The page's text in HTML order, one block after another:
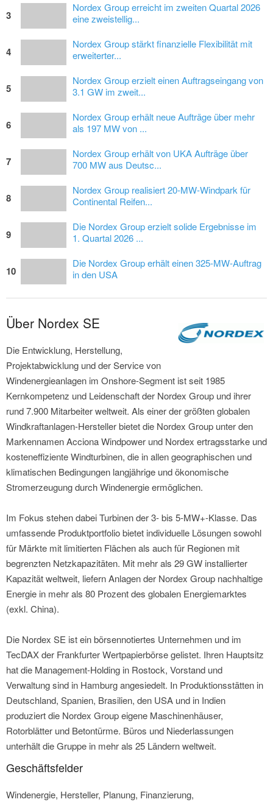
3
Nordex Group erreicht im zweiten Quartal 2026
eine zweistellig...
4
Nordex Group stärkt finanzielle Flexibilität mit
erweiterter...
5
Nordex Group erzielt einen Auftragseingang von
3.1 GW im zweit...
6
Nordex Group erhält neue Aufträge über mehr
als 197 MW von ...
7
Nordex Group erhält von UKA Aufträge über
700 MW aus Deutsc...
8
Nordex Group realisiert 20-MW-Windpark für
Continental Reifen...
9
Die Nordex Group erzielt solide Ergebnisse im
1. Quartal 2026 ...
10
Die Nordex Group erhält einen 325-MW-Auftrag
in den USA
Über Nordex SE
Die Entwicklung, Herstellung,
Projektabwicklung und der Service von
Windenergieanlagen im Onshore-Segment ist seit 1985
Kernkompetenz und Leidenschaft der Nordex Group und ihrer
rund 7.900 Mitarbeiter weltweit. Als einer der größten globalen
Windkraftanlagen-Hersteller bietet die Nordex Group unter den
Markennamen Acciona Windpower und Nordex ertragsstarke und
kosteneffiziente Windturbinen, die in allen geographischen und
klimatischen Bedingungen langjährige und ökonomische
Stromerzeugung durch Windenergie ermöglichen.
Im Fokus stehen dabei Turbinen der 3- bis 5-MW+-Klasse. Das
umfassende Produktportfolio bietet individuelle Lösungen sowohl
für Märkte mit limitierten Flächen als auch für Regionen mit
begrenzten Netzkapazitäten. Mit mehr als 29 GW installierter
Kapazität weltweit, liefern Anlagen der Nordex Group nachhaltige
Energie in mehr als 80 Prozent des globalen Energiemarktes
(exkl. China).
Die Nordex SE ist ein börsennotiertes Unternehmen und im
TecDAX der Frankfurter Wertpapierbörse gelistet. Ihren Hauptsitz
hat die Management-Holding in Rostock, Vorstand und
Verwaltung sind in Hamburg angesiedelt. In Produktionsstätten in
Deutschland, Spanien, Brasilien, den USA und in Indien
produziert die Nordex Group eigene Maschinenhäuser,
Rotorblätter und Betontürme. Büros und Niederlassungen
unterhält die Gruppe in mehr als 25 Ländern weltweit.
Geschäftsfelder
Windenergie, Hersteller, Planung, Finanzierung,